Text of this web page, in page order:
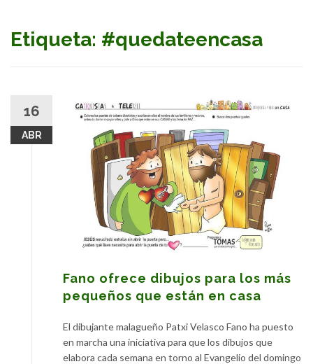
Etiqueta: #quedateencasa
16
ABR
Fano ofrece dibujos para los más
pequeños que están en casa
El dibujante malagueño Patxi Velasco Fano ha puesto
en marcha una iniciativa para que los dibujos que
elabora cada semana en torno al Evangelio del domingo